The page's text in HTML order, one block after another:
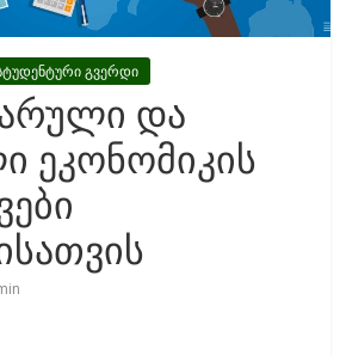
გვერდი
და
ეკონომიკის